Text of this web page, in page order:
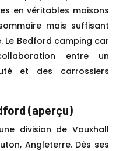
en véritables maisons
mais suffisant
Le Bedford camping car
entre un
et des carrossiers
(aperçu)
division de Vauxhall
Angleterre. Dès ses